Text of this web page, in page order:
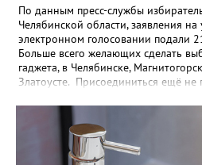
По данным пресс-службы
Челябинской области, заявления
электронном голосовании подали
Больше всего желающих сделать
гаджета, в Челябинске,
Златоусте. Присоединиться ещё не
Система позволяет голосовать с
в интернет из любого места.
месту нахождения поможет
избиратель». Такой возможностью